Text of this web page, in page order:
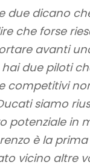
due dicano
che forse
avanti
due piloti
competitivi
siamo
potenziale in
è la
vicino altre